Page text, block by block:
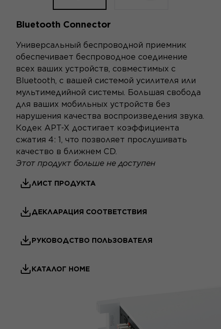
Bluetooth Connector
Универсальный беспроводной приемник
обеспечивает беспроводное соединение
всех ваших устройств, совместимых с
Bluetooth, с вашей системой усилителя или
мультимедийной системы. Большая свобода
для ваших мобильных устройств без
нарушения качества воспроизведения звука.
Кодек APT-X достигает коэффициента
сжатия 4: 1, что позволяет прослушивать
качество в ближнем CD.
Этот продукт больше не доступен
ЛИСТ ПРОДУКТА
ДЕКЛАРАЦИЯ СООТВЕТСТВИЯ
РУКОВОДСТВО ПОЛЬЗОВАТЕЛЯ
КАТАЛОГ HOME